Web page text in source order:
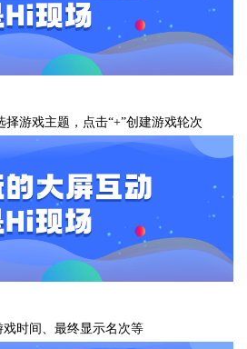
择游戏主题，点击“+”创建游戏轮次
时间、最终显示名次等